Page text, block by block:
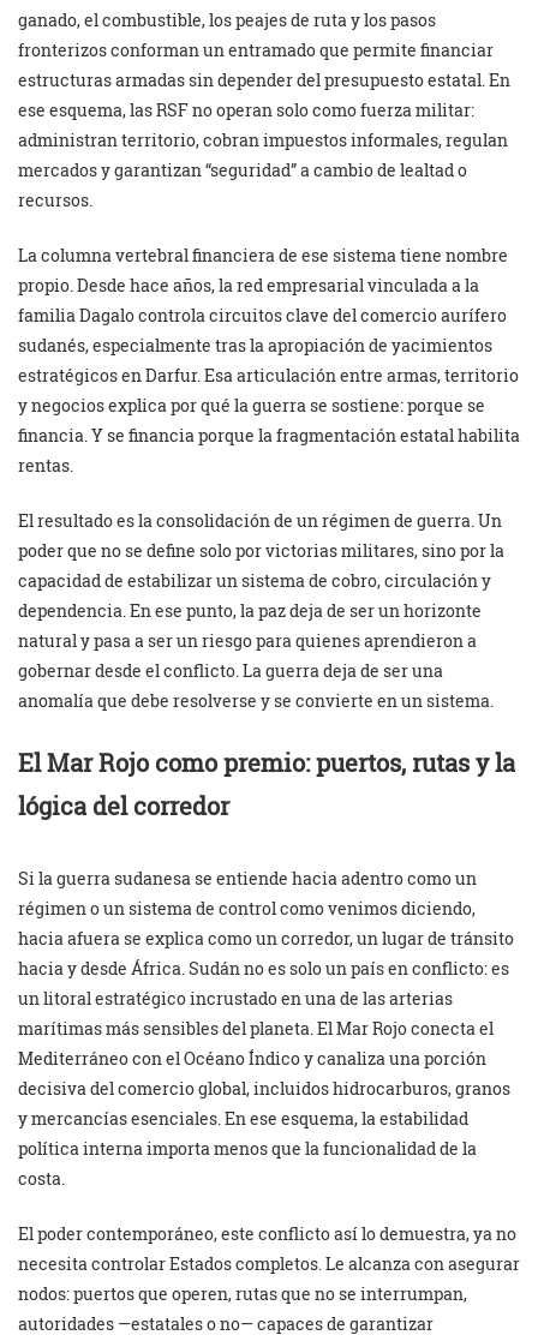
ganado, el combustible, los peajes de ruta y los pasos
fronterizos conforman un entramado que permite financiar
estructuras armadas sin depender del presupuesto estatal. En
ese esquema, las RSF no operan solo como fuerza militar:
administran territorio, cobran impuestos informales, regulan
mercados y garantizan “seguridad” a cambio de lealtad o
recursos.
La columna vertebral financiera de ese sistema tiene nombre
propio. Desde hace años, la red empresarial vinculada a la
familia Dagalo controla circuitos clave del comercio aurífero
sudanés, especialmente tras la apropiación de yacimientos
estratégicos en Darfur. Esa articulación entre armas, territorio
y negocios explica por qué la guerra se sostiene: porque se
financia. Y se financia porque la fragmentación estatal habilita
rentas.
El resultado es la consolidación de un régimen de guerra. Un
poder que no se define solo por victorias militares, sino por la
capacidad de estabilizar un sistema de cobro, circulación y
dependencia. En ese punto, la paz deja de ser un horizonte
natural y pasa a ser un riesgo para quienes aprendieron a
gobernar desde el conflicto. La guerra deja de ser una
anomalía que debe resolverse y se convierte en un sistema.
El Mar Rojo como premio: puertos, rutas y la
lógica del corredor
Si la guerra sudanesa se entiende hacia adentro como un
régimen o un sistema de control como venimos diciendo,
hacia afuera se explica como un corredor, un lugar de tránsito
hacia y desde África. Sudán no es solo un país en conflicto: es
un litoral estratégico incrustado en una de las arterias
marítimas más sensibles del planeta. El Mar Rojo conecta el
Mediterráneo con el Océano Índico y canaliza una porción
decisiva del comercio global, incluidos hidrocarburos, granos
y mercancías esenciales. En ese esquema, la estabilidad
política interna importa menos que la funcionalidad de la
costa.
El poder contemporáneo, este conflicto así lo demuestra, ya no
necesita controlar Estados completos. Le alcanza con asegurar
nodos: puertos que operen, rutas que no se interrumpan,
autoridades —estatales o no— capaces de garantizar